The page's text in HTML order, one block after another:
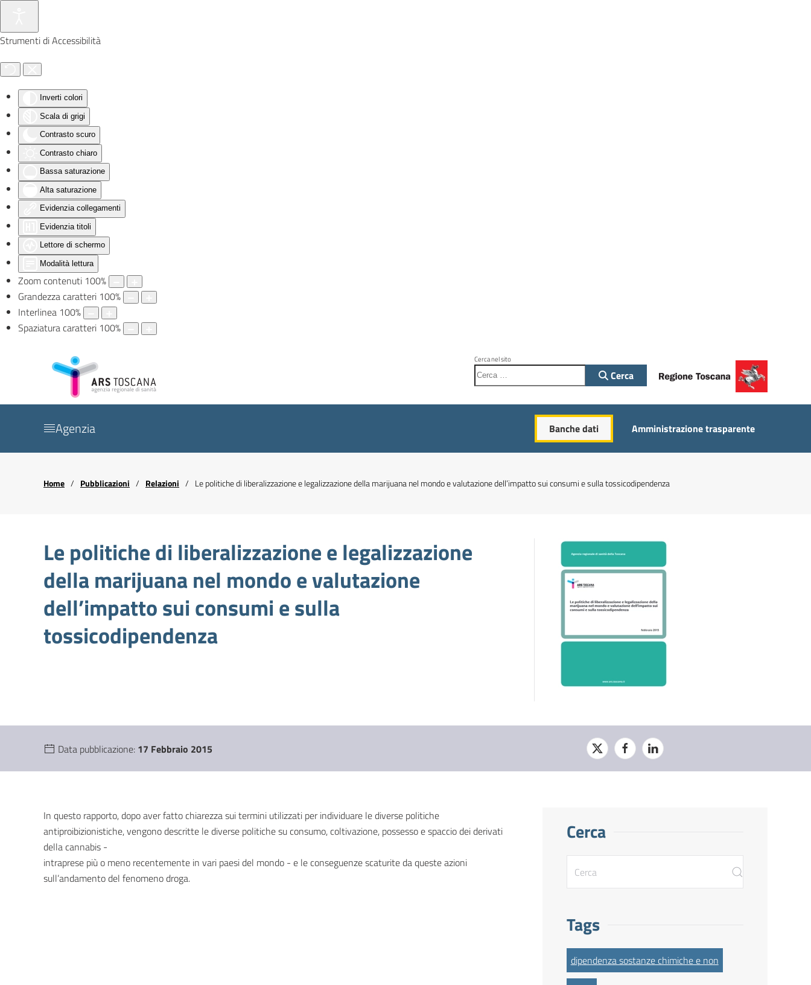
Strumenti di Accessibilità
Inverti colori
Scala di grigi
Contrasto scuro
Contrasto chiaro
Bassa saturazione
Alta saturazione
Evidenzia collegamenti
Evidenzia titoli
Lettore di schermo
Modalità lettura
Zoom contenuti 100%
Grandezza caratteri 100%
Interlinea 100%
Spaziatura caratteri 100%
Skip to main content
Cerca nel sito
Cerca
Agenzia Banche dati Amministrazione trasparente
Home Pubblicazioni Relazioni Le politiche di liberalizzazione e legalizzazione della marijuana nel mondo e valutazione dell’impatto sui consumi e sulla tossicodipendenza
Le politiche di liberalizzazione e legalizzazione
della marijuana nel mondo e valutazione
dell’impatto sui consumi e sulla
tossicodipendenza
Data pubblicazione: 17 Febbraio 2015
In questo rapporto, dopo aver fatto chiarezza sui termini utilizzati per individuare le diverse politiche
antiproibizionistiche, vengono descritte le diverse politiche su consumo, coltivazione, possesso e spaccio dei derivati
della cannabis -
intraprese più o meno recentemente in vari paesi del mondo - e le conseguenze scaturite da queste azioni
sull’andamento del fenomeno droga.
Cerca
Tags
dipendenza sostanze chimiche e non